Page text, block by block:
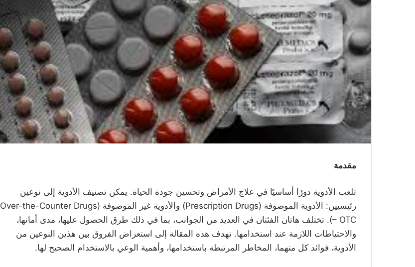
مقدمة
تلعب الأدوية دورًا أساسيًا في علاج الأمراض وتحسين جودة الحياة. يمكن تصنيف الأدوية إلى نوعين
رئيسيين: الأدوية الموصوفة (Prescription Drugs) والأدوية غير الموصوفة (Over-the-Counter Drugs
– OTC). تختلف هاتان الفئتان في العديد من الجوانب، بما في ذلك طرق الحصول عليها، مدى أمانها،
والاحتياطات اللازمة عند استخدامها. تهدف هذه المقالة إلى استعراض الفروق بين هذين النوعين من
الأدوية، فوائد كل منهما، المخاطر المرتبطة باستخدامها، وأهمية الوعي بالاستخدام الصحيح لها.